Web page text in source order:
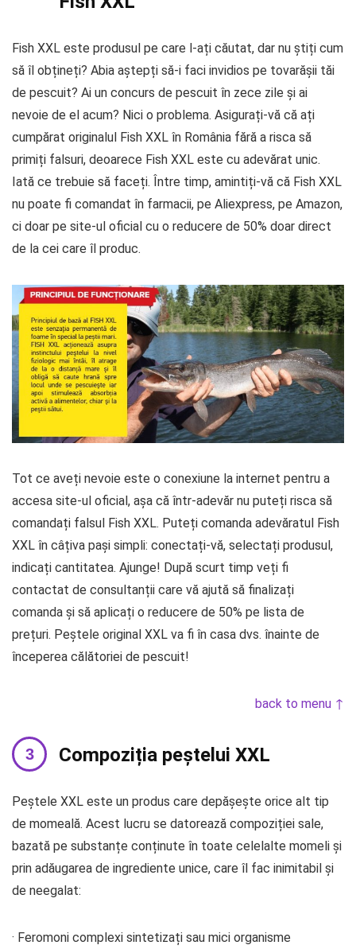
Fish XXL este produsul pe care l-ați căutat, dar nu știți cum
să îl obțineți? Abia aștepți să-i faci invidios pe tovarășii tăi
de pescuit? Ai un concurs de pescuit în zece zile și ai
nevoie de el acum? Nici o problema. Asigurați-vă că ați
cumpărat originalul Fish XXL în România fără a risca să
primiți falsuri, deoarece Fish XXL este cu adevărat unic.
Iată ce trebuie să faceți. Între timp, amintiți-vă că Fish XXL
nu poate fi comandat în farmacii, pe Aliexpress, pe Amazon,
ci doar pe site-ul oficial cu o reducere de 50% doar direct
de la cei care îl produc.
Tot ce aveți nevoie este o conexiune la internet pentru a
accesa site-ul oficial, așa că într-adevăr nu puteți risca să
comandați falsul Fish XXL. Puteți comanda adevăratul Fish
XXL în câțiva pași simpli: conectați-vă, selectați produsul,
indicați cantitatea. Ajunge! După scurt timp veți fi
contactat de consultanții care vă ajută să finalizați
comanda și să aplicați o reducere de 50% pe lista de
prețuri. Peștele original XXL va fi în casa dvs. înainte de
începerea călătoriei de pescuit!
back to menu ↑
Compoziția peștelui XXL
Peștele XXL este un produs care depășește orice alt tip
de momeală. Acest lucru se datorează compoziției sale,
bazată pe substanțe conținute în toate celelalte momeli și
prin adăugarea de ingrediente unice, care îl fac inimitabil și
de neegalat:
· Feromoni complexi sintetizați sau mici organisme